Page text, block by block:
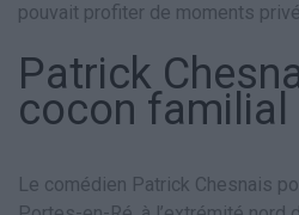
pouvait profiter de moments
Patrick
cocon familial
Le comédien Patrick Chesnais